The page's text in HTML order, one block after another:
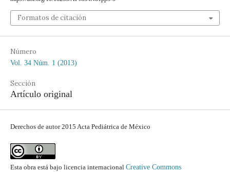
Formatos de citación
Número
Vol. 34 Núm. 1 (2013)
Sección
Artículo original
Derechos de autor 2015 Acta Pediátrica de México
Esta obra está bajo licencia internacional Creative Commons